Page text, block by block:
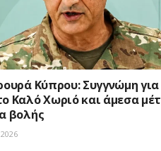
Κύπρου: Συγγνώμη για
Καλό Χωριό και άμεσα
βολής